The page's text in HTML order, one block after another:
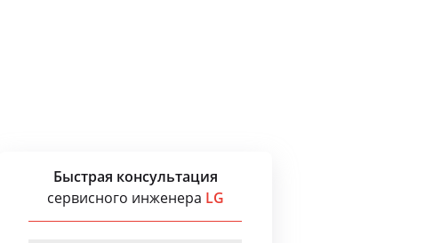
Быстрая консультация
сервисного инженера LG